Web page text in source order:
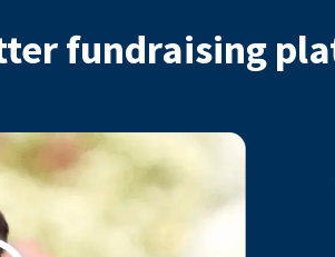
fundraising